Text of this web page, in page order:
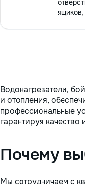
ящиков,
Водонагреватели,
и отопления,
профессиональные
гарантируя качество
Почему
Мы сотрудничаем с